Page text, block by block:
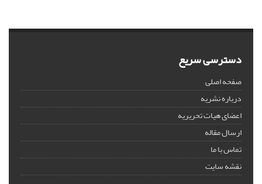
دسترسی سریع
صفحه اصلی
درباره نشریه
اعضای هیات تحریریه
ارسال مقاله
تماس با ما
نقشه سایت